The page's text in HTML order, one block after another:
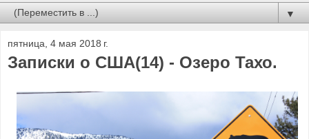
▼
пятница, 4 мая 2018 г.
Записки о США(14) - Озеро Тахо.